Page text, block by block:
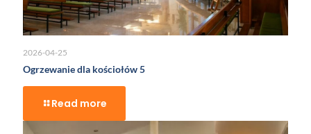
2026-04-25
Ogrzewanie dla kościołów 5
Read more